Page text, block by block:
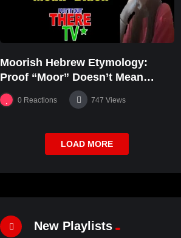
Moorish Hebrew Etymology:
Proof “Moor” Doesn’t Mean
“black” | JudahSon
0 Reactions 747 Views
LOAD MORE
New Playlists